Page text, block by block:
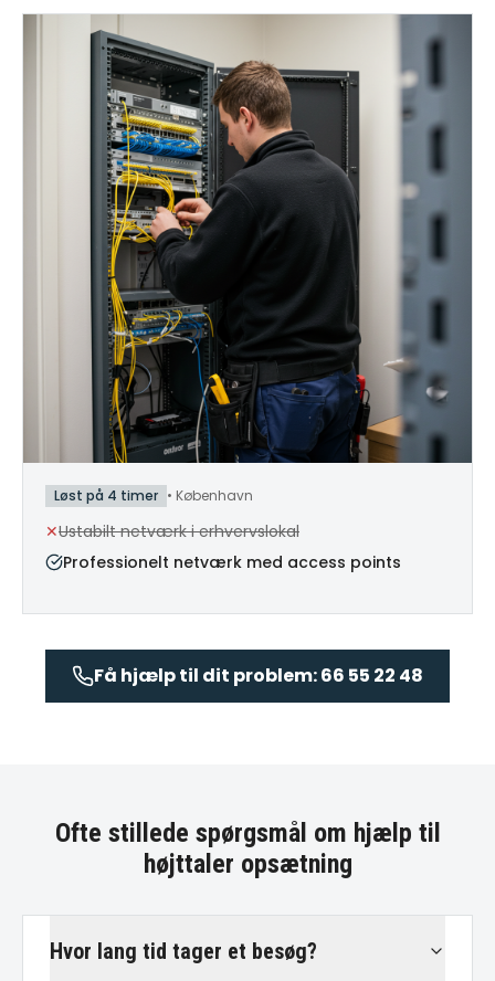
Løst på 4 timer • København
✕Ustabilt netværk i erhvervslokal
Professionelt netværk med access points
Få hjælp til dit problem: 66 55 22 48
Ofte stillede spørgsmål om hjælp til
højttaler opsætning
Hvor lang tid tager et besøg?